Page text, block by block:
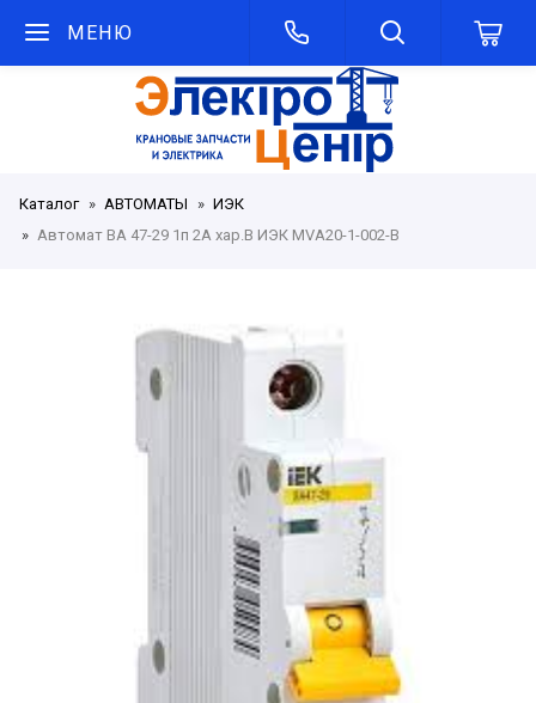
МЕНЮ
Каталог АВТОМАТЫ
ИЭК
Автомат ВА 47-29 1п 2А хар.В ИЭК MVA20-1-002-B